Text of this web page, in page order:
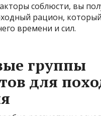
соблюсти, вы
рацион,
времени и сил.
группы
для